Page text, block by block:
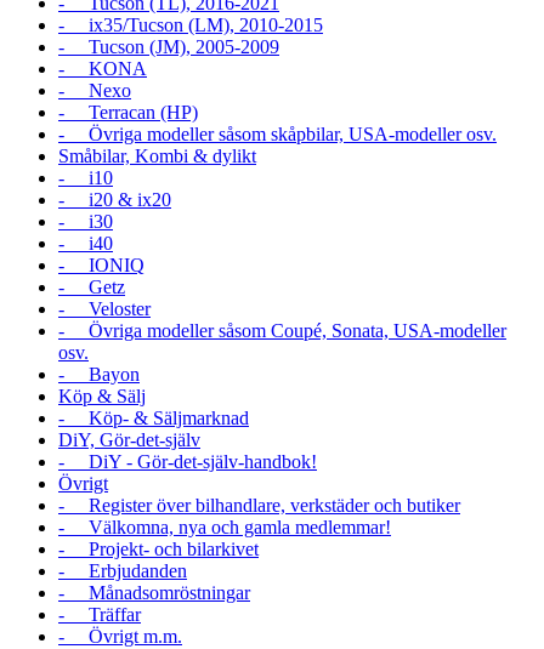
- ix35/Tucson (LM), 2010-2015
- Tucson (JM), 2005-2009
- KONA
- Nexo
- Terracan (HP)
- Övriga modeller såsom skåpbilar, USA-modeller osv.
Småbilar, Kombi & dylikt
- i10
- i20 & ix20
- i30
- i40
- IONIQ
- Getz
- Veloster
- Övriga modeller såsom Coupé, Sonata, USA-modeller
osv.
- Bayon
Köp & Sälj
- Köp- & Säljmarknad
DiY, Gör-det-själv
- DiY - Gör-det-själv-handbok!
Övrigt
- Register över bilhandlare, verkstäder och butiker
- Välkomna, nya och gamla medlemmar!
- Projekt- och bilarkivet
- Erbjudanden
- Månadsomröstningar
- Träffar
- Övrigt m.m.